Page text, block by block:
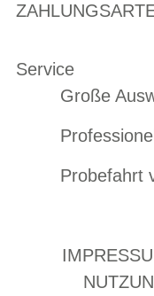
Service
Große
Probefahrt